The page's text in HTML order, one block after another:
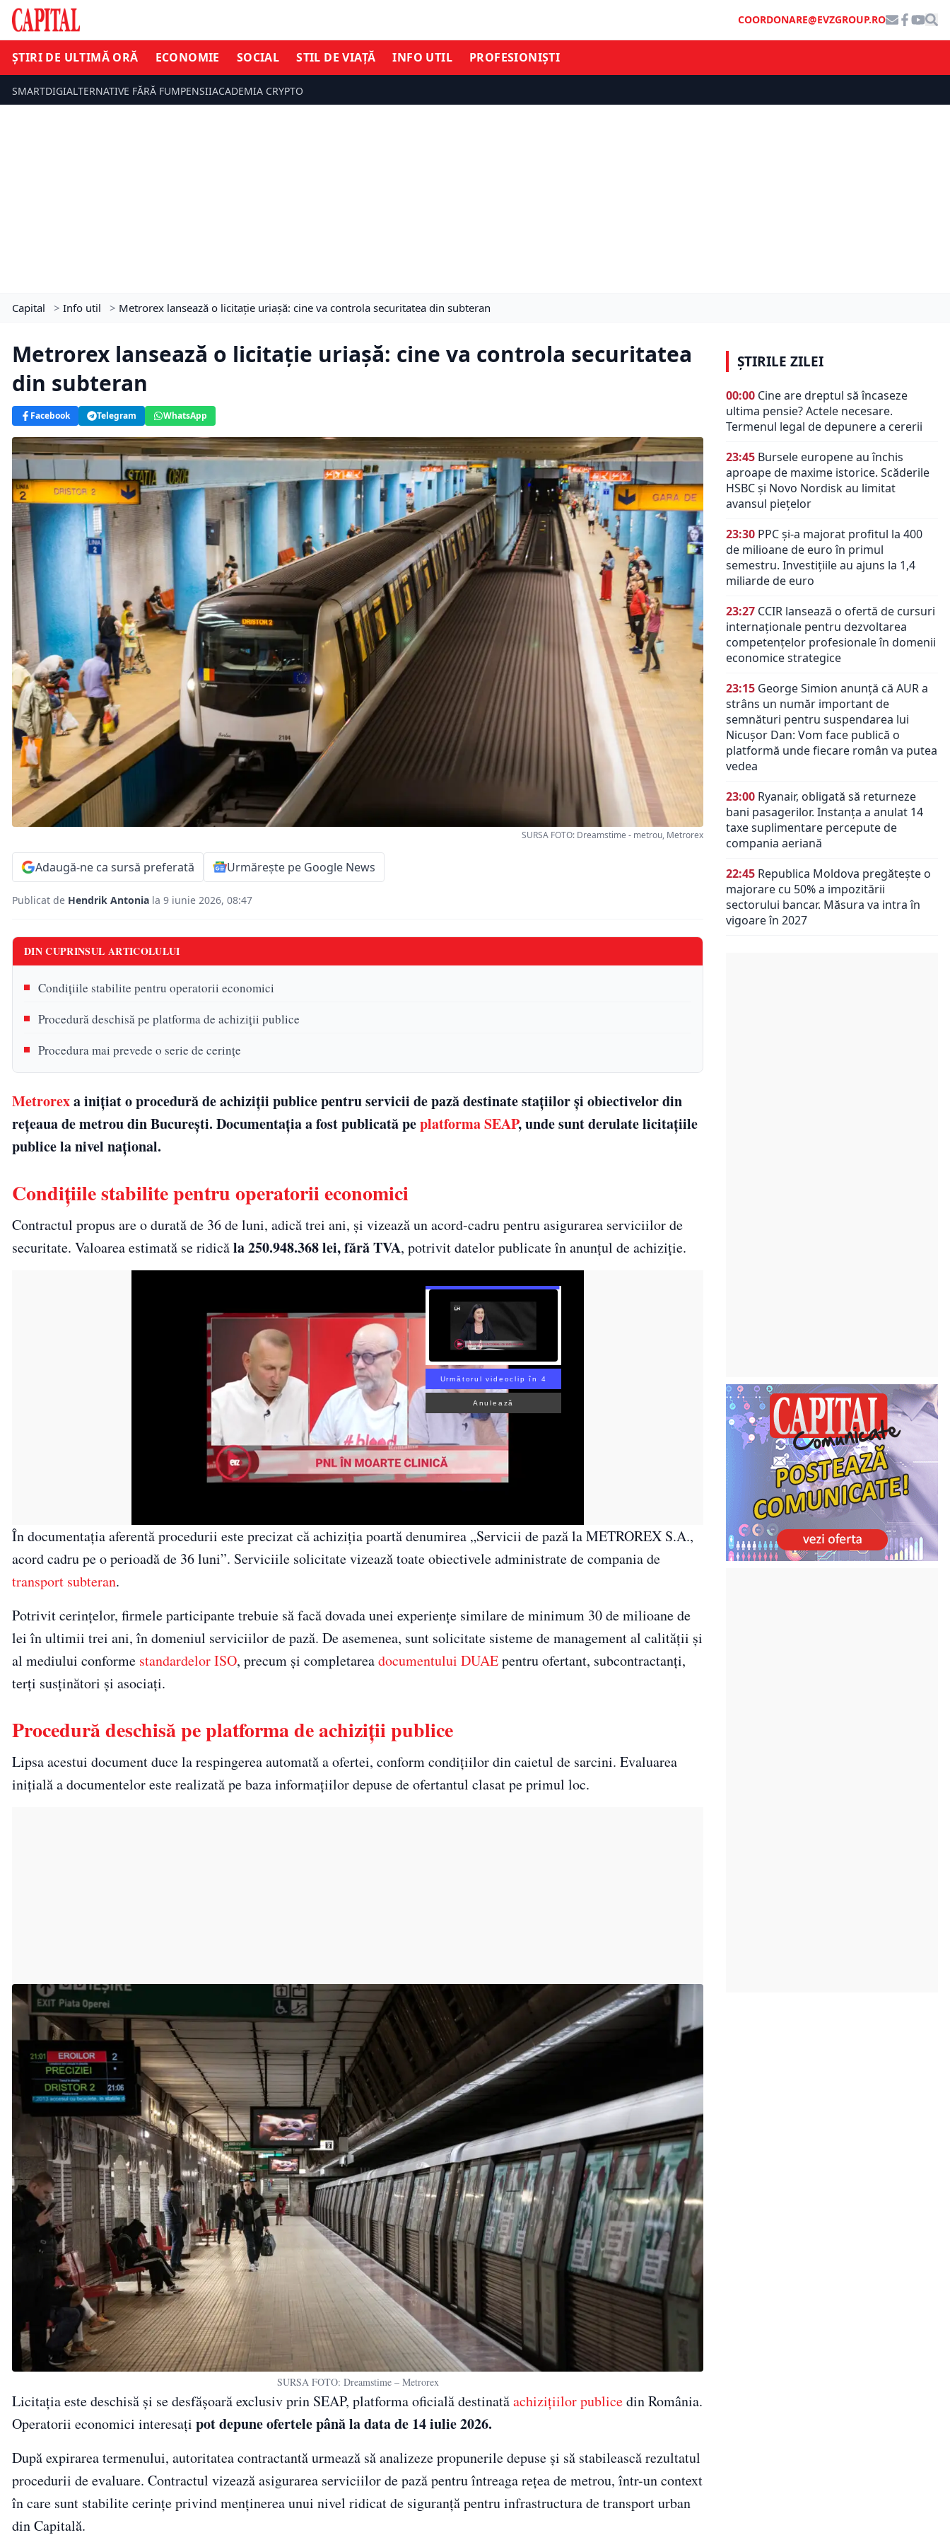
COORDONARE@EVZGROUP.RO
ȘTIRI DE ULTIMĂ ORĂ ECONOMIE SOCIAL STIL DE VIAȚĂ INFO UTIL PROFESIONIȘTI
SMARTDIGIALTERNATIVE FĂRĂ FUMPENSIIACADEMIA CRYPTO
Capital > Info util > Metrorex lansează o licitație uriașă: cine va controla securitatea din subteran
Metrorex lansează o licitație uriașă: cine va controla securitatea
din subteran
Facebook Telegram WhatsApp
SURSA FOTO: Dreamstime - metrou, Metrorex
Adaugă-ne ca sursă preferată Urmărește pe Google News
Publicat de Hendrik Antonia la 9 iunie 2026, 08:47
DIN CUPRINSUL ARTICOLULUI
Condițiile stabilite pentru operatorii economici
Procedură deschisă pe platforma de achiziții publice
Procedura mai prevede o serie de cerințe
Metrorexa inițiat o procedură de achiziții publice pentru servicii de pază destinate stațiilor și obiectivelor din
rețeaua de metrou din București. Documentația a fost publicată peplatforma SEAP, unde sunt derulate licitațiile
publice la nivel național.
Condițiile stabilite pentru operatorii economici
Contractul propus are o durată de 36 de luni, adică trei ani, și vizează un acord-cadru pentru asigurarea serviciilor de
securitate. Valoarea estimată se ridicăla 250.948.368 lei, fără TVA, potrivit datelor publicate în anunțul de achiziție.
Următorul videoclip în 3
Anulează
În documentația aferentă procedurii este precizat că achiziția poartă denumirea „Servicii de pază la METROREX S.A.,
acord cadru pe o perioadă de 36 luni”. Serviciile solicitate vizează toate obiectivele administrate de compania de
transport subteran.
Potrivit cerințelor, firmele participante trebuie să facă dovada unei experiențe similare de minimum 30 de milioane de
lei în ultimii trei ani, în domeniul serviciilor de pază. De asemenea, sunt solicitate sisteme de management al calității și
al mediului conforme standardelor ISO, precum și completareadocumentului DUAEpentru ofertant, subcontractanți,
terți susținători și asociați.
Procedură deschisă pe platforma de achiziții publice
Lipsa acestui document duce la respingerea automată a ofertei, conform condițiilor din caietul de sarcini. Evaluarea
inițială a documentelor este realizată pe baza informațiilor depuse de ofertantul clasat pe primul loc.
SURSA FOTO: Dreamstime – Metrorex
Licitația este deschisă și se desfășoară exclusiv prin SEAP, platforma oficială destinatăachizițiilor publicedin România.
Operatorii economici interesați pot depune ofertele până la data de 14 iulie 2026.
După expirarea termenului, autoritatea contractantă urmează să analizeze propunerile depuse și să stabilească rezultatul
procedurii de evaluare. Contractul vizează asigurarea serviciilor de pază pentru întreaga rețea de metrou, într-un context
în care sunt stabilite cerințe privind menținerea unui nivel ridicat de siguranță pentru infrastructura de transport urban
din Capitală.
ȘTIRILE ZILEI
00:00 Cine are dreptul să încaseze
ultima pensie? Actele necesare.
Termenul legal de depunere a cererii
23:45 Bursele europene au închis
aproape de maxime istorice. Scăderile
HSBC și Novo Nordisk au limitat
avansul piețelor
23:30 PPC și-a majorat profitul la 400
de milioane de euro în primul
semestru. Investițiile au ajuns la 1,4
miliarde de euro
23:27 CCIR lansează o ofertă de cursuri
internaționale pentru dezvoltarea
competențelor profesionale în domenii
economice strategice
23:15 George Simion anunță că AUR a
strâns un număr important de
semnături pentru suspendarea lui
Nicușor Dan: Vom face publică o
platformă unde fiecare român va putea
vedea
23:00 Ryanair, obligată să returneze
bani pasagerilor. Instanța a anulat 14
taxe suplimentare percepute de
compania aeriană
22:45 Republica Moldova pregătește o
majorare cu 50% a impozitării
sectorului bancar. Măsura va intra în
vigoare în 2027